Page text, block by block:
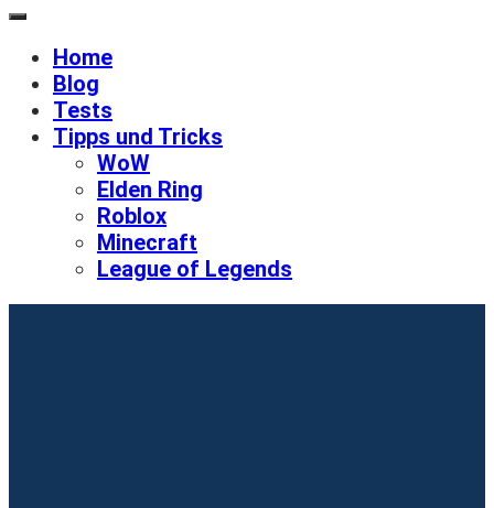
Home
Blog
Tests
Tipps und Tricks
WoW
Elden Ring
Roblox
Minecraft
League of Legends